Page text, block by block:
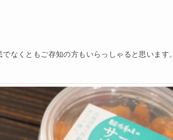
なくともご存知の方もいらっしゃると思います。